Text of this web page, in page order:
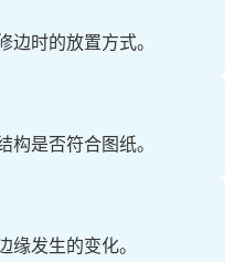
边时的放置方式。
构是否符合图纸。
缘发生的变化。